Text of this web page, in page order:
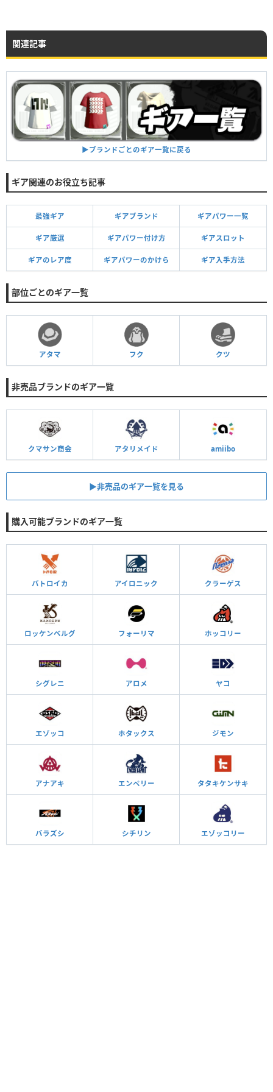
関連記事
▶︎ブランドごとのギア一覧に戻る
ギア関連のお役立ち記事
最強ギア ギアブランド ギアパワー一覧
ギア厳選 ギアパワー付け方 ギアスロット
ギアのレア度 ギアパワーのかけら ギア入手方法
部位ごとのギア一覧
アタマ フク クツ
非売品ブランドのギア一覧
クマサン商会 アタリメイド amiibo
▶︎非売品のギア一覧を見る
購入可能ブランドのギア一覧
バトロイカ アイロニック クラーゲス
ロッケンベルグ フォーリマ ホッコリー
シグレニ アロメ ヤコ
エゾッコ ホタックス ジモン
アナアキ エンペリー タタキケンサキ
バラズシ シチリン エゾッコリー